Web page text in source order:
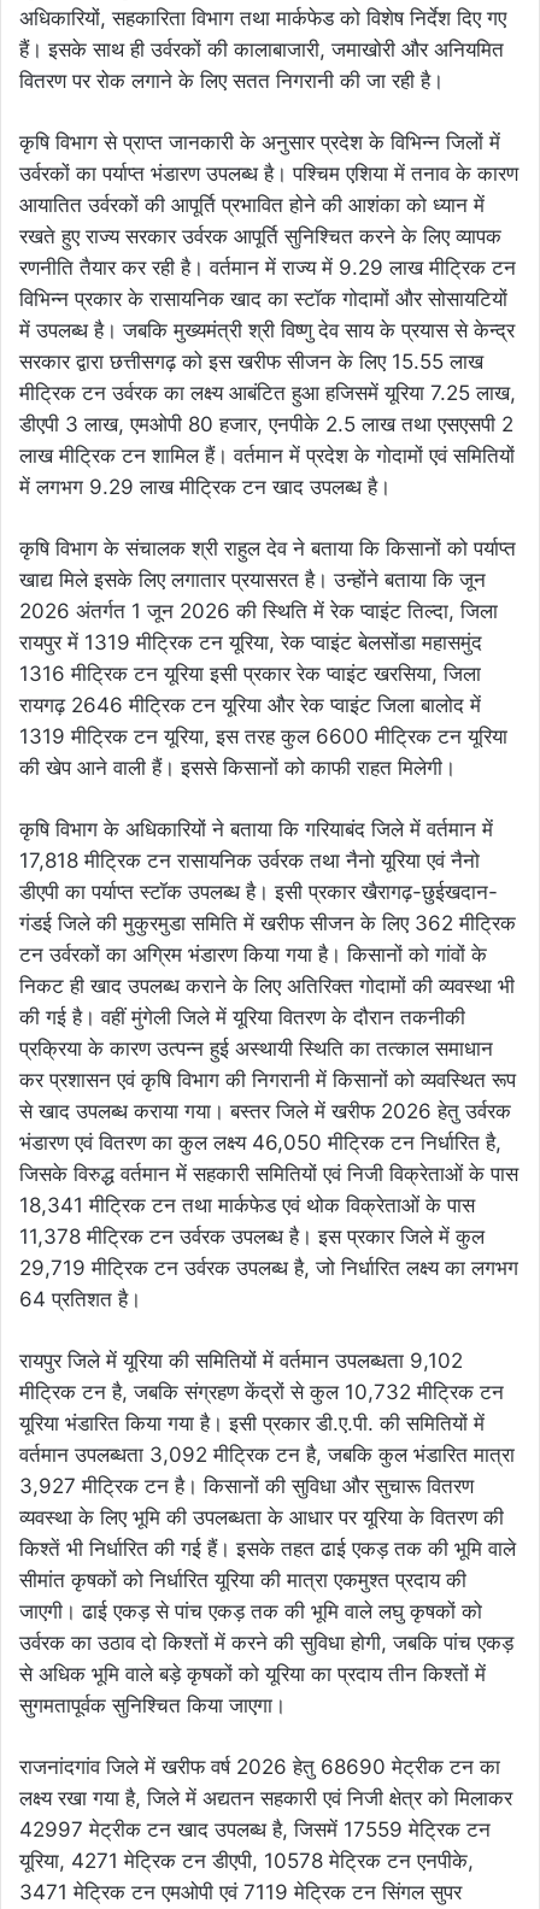
अधिकारियों, सहकारिता विभाग तथा मार्कफेड को विशेष निर्देश दिए गए
हैं। इसके साथ ही उर्वरकों की कालाबाजारी, जमाखोरी और अनियमित
वितरण पर रोक लगाने के लिए सतत निगरानी की जा रही है।
कृषि विभाग से प्राप्त जानकारी के अनुसार प्रदेश के विभिन्न जिलों में
उर्वरकों का पर्याप्त भंडारण उपलब्ध है। पश्चिम एशिया में तनाव के कारण
आयातित उर्वरकों की आपूर्ति प्रभावित होने की आशंका को ध्यान में
रखते हुए राज्य सरकार उर्वरक आपूर्ति सुनिश्चित करने के लिए व्यापक
रणनीति तैयार कर रही है। वर्तमान में राज्य में 9.29 लाख मीट्रिक टन
विभिन्न प्रकार के रासायनिक खाद का स्टॉक गोदामों और सोसायटियों
में उपलब्ध है। जबकि मुख्यमंत्री श्री विष्णु देव साय के प्रयास से केन्द्र
सरकार द्वारा छत्तीसगढ़ को इस खरीफ सीजन के लिए 15.55 लाख
मीट्रिक टन उर्वरक का लक्ष्य आबंटित हुआ हजिसमें यूरिया 7.25 लाख,
डीएपी 3 लाख, एमओपी 80 हजार, एनपीके 2.5 लाख तथा एसएसपी 2
लाख मीट्रिक टन शामिल हैं। वर्तमान में प्रदेश के गोदामों एवं समितियों
में लगभग 9.29 लाख मीट्रिक टन खाद उपलब्ध है।
कृषि विभाग के संचालक श्री राहुल देव ने बताया कि किसानों को पर्याप्त
खाद्य मिले इसके लिए लगातार प्रयासरत है। उन्होंने बताया कि जून
2026 अंतर्गत 1 जून 2026 की स्थिति में रेक प्वाइंट तिल्दा, जिला
रायपुर में 1319 मीट्रिक टन यूरिया, रेक प्वाइंट बेलसोंडा महासमुंद
1316 मीट्रिक टन यूरिया इसी प्रकार रेक प्वाइंट खरसिया, जिला
रायगढ़ 2646 मीट्रिक टन यूरिया और रेक प्वाइंट जिला बालोद में
1319 मीट्रिक टन यूरिया, इस तरह कुल 6600 मीट्रिक टन यूरिया
की खेप आने वाली हैं। इससे किसानों को काफी राहत मिलेगी।
कृषि विभाग के अधिकारियों ने बताया कि गरियाबंद जिले में वर्तमान में
17,818 मीट्रिक टन रासायनिक उर्वरक तथा नैनो यूरिया एवं नैनो
डीएपी का पर्याप्त स्टॉक उपलब्ध है। इसी प्रकार खैरागढ़-छुईखदान-
गंडई जिले की मुकुरमुडा समिति में खरीफ सीजन के लिए 362 मीट्रिक
टन उर्वरकों का अग्रिम भंडारण किया गया है। किसानों को गांवों के
निकट ही खाद उपलब्ध कराने के लिए अतिरिक्त गोदामों की व्यवस्था भी
की गई है। वहीं मुंगेली जिले में यूरिया वितरण के दौरान तकनीकी
प्रक्रिया के कारण उत्पन्न हुई अस्थायी स्थिति का तत्काल समाधान
कर प्रशासन एवं कृषि विभाग की निगरानी में किसानों को व्यवस्थित रूप
से खाद उपलब्ध कराया गया। बस्तर जिले में खरीफ 2026 हेतु उर्वरक
भंडारण एवं वितरण का कुल लक्ष्य 46,050 मीट्रिक टन निर्धारित है,
जिसके विरुद्ध वर्तमान में सहकारी समितियों एवं निजी विक्रेताओं के पास
18,341 मीट्रिक टन तथा मार्कफेड एवं थोक विक्रेताओं के पास
11,378 मीट्रिक टन उर्वरक उपलब्ध है। इस प्रकार जिले में कुल
29,719 मीट्रिक टन उर्वरक उपलब्ध है, जो निर्धारित लक्ष्य का लगभग
64 प्रतिशत है।
रायपुर जिले में यूरिया की समितियों में वर्तमान उपलब्धता 9,102
मीट्रिक टन है, जबकि संग्रहण केंद्रों से कुल 10,732 मीट्रिक टन
यूरिया भंडारित किया गया है। इसी प्रकार डी.ए.पी. की समितियों में
वर्तमान उपलब्धता 3,092 मीट्रिक टन है, जबकि कुल भंडारित मात्रा
3,927 मीट्रिक टन है। किसानों की सुविधा और सुचारू वितरण
व्यवस्था के लिए भूमि की उपलब्धता के आधार पर यूरिया के वितरण की
किश्तें भी निर्धारित की गई हैं। इसके तहत ढाई एकड़ तक की भूमि वाले
सीमांत कृषकों को निर्धारित यूरिया की मात्रा एकमुश्त प्रदाय की
जाएगी। ढाई एकड़ से पांच एकड़ तक की भूमि वाले लघु कृषकों को
उर्वरक का उठाव दो किश्तों में करने की सुविधा होगी, जबकि पांच एकड़
से अधिक भूमि वाले बड़े कृषकों को यूरिया का प्रदाय तीन किश्तों में
सुगमतापूर्वक सुनिश्चित किया जाएगा।
राजनांदगांव जिले में खरीफ वर्ष 2026 हेतु 68690 मेट्रीक टन का
लक्ष्य रखा गया है, जिले में अद्यतन सहकारी एवं निजी क्षेत्र को मिलाकर
42997 मेट्रीक टन खाद उपलब्ध है, जिसमें 17559 मेट्रिक टन
यूरिया, 4271 मेट्रिक टन डीएपी, 10578 मेट्रिक टन एनपीके,
3471 मेट्रिक टन एमओपी एवं 7119 मेट्रिक टन सिंगल सुपर